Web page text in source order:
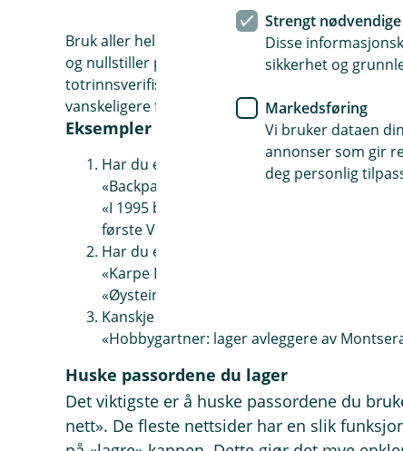
Bruk aller helst et eget passord for e-posten din
og nullstiller passordene dine andre steder på
totrinnsverifisering (motta SMS før du logger
vanskeligere for kriminelle å hacke seg inn på
Eksempler på sikre passord
Har du en opplevelse eller et minne du
«Backpackerturen-Australia 2018»
«I 1995 ble våre kvinnelige
første VM-gull i en lagidrett»
Har du en sangtekst du er ekstra glad i?
«Karpe Diem: Spis Din 7. Sans»
«Øystein Sunde; hesT eR besT soM pålegG»
Kanskje har du en spesiell hobby eller
«Hobbygartner: lager avleggere av
Huske passordene du lager
Det viktigste er å huske passordene du
nett». De fleste nettsider har en slik
Strengt
Disse
sikkerhet og
Markedsføring
Vi bruker dataen
annonser som gir
deg personlig